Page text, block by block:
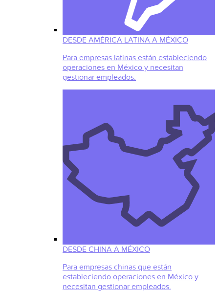
DESDE AMÉRICA LATINA A MÉXICO
Para empresas latinas están estableciendo
operaciones en México y necesitan
gestionar empleados.
DESDE CHINA A MÉXICO
Para empresas chinas que están
estableciendo operaciones en México y
necesitan gestionar empleados.